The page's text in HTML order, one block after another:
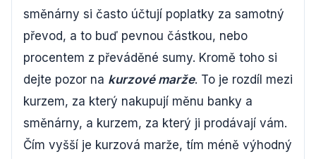
směnárny si často účtují poplatky za samotný
převod, a to buď pevnou částkou, nebo
procentem z převáděné sumy. Kromě toho si
dejte pozor na kurzové marže. To je rozdíl mezi
kurzem, za který nakupují měnu banky a
směnárny, a kurzem, za který ji prodávají vám.
Čím vyšší je kurzová marže, tím méně výhodný